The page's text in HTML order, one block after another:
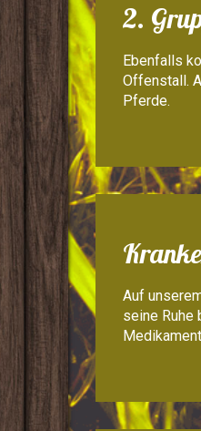
2.
Ebenfalls
Offenstall.
Pferde.
Auf
seine Ruhe